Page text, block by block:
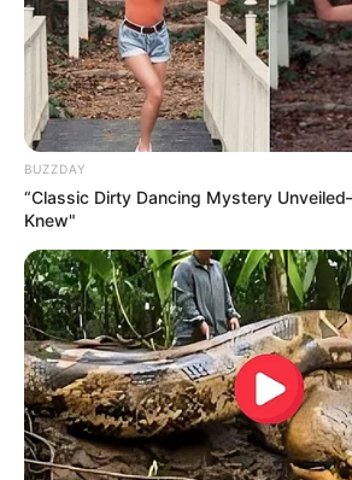
Suchen:
Angebote integriert. Wenn etwas
gekauft wird, ist das eine
dadurch der Preis ändert.
BUZZDAY
“Classic Dirty Dancing Mystery
Knew"